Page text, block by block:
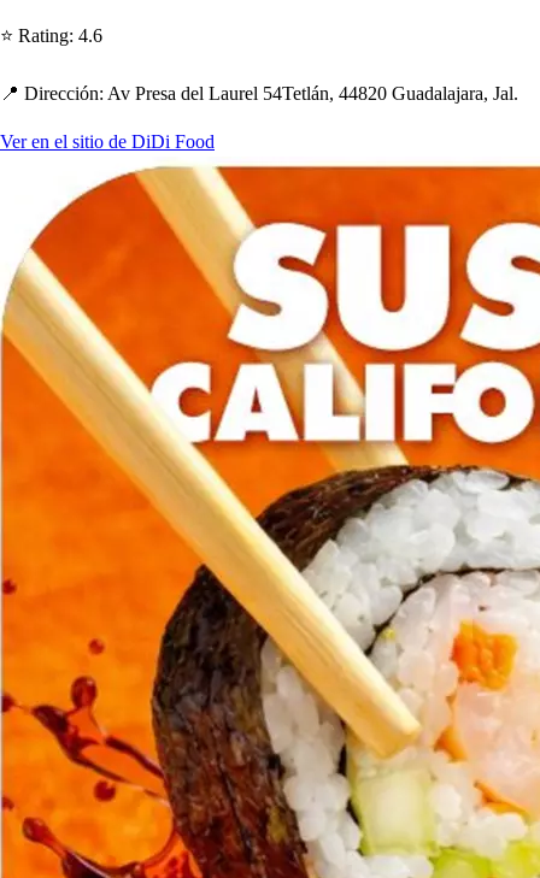
⭐ Rating: 4.6
📍 Dirección: Av Presa del Laurel 54Tetlán, 44820 Guadalajara, Jal.
Ver en el sitio de DiDi Food